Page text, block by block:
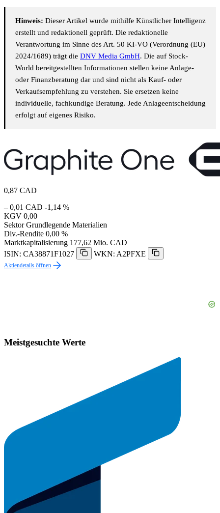
Hinweis: Dieser Artikel wurde mithilfe Künstlicher Intelligenz
erstellt und redaktionell geprüft. Die redaktionelle
Verantwortung im Sinne des Art. 50 KI-VO (Verordnung (EU)
2024/1689) trägt die DNV Media GmbH. Die auf Stock-
World bereitgestellten Informationen stellen keine Anlage-
oder Finanzberatung dar und sind nicht als Kauf- oder
Verkaufsempfehlung zu verstehen. Sie ersetzen keine
individuelle, fachkundige Beratung. Jede Anlageentscheidung
erfolgt auf eigenes Risiko.
0,87 CAD
– 0,01 CAD -1,14 %
KGV 0,00
Sektor Grundlegende Materialien
Div.-Rendite 0,00 %
Marktkapitalisierung 177,62 Mio. CAD
ISIN: CA38871F1027
WKN: A2PFXE
Aktiendetails öffnen
Meistgesuchte Werte